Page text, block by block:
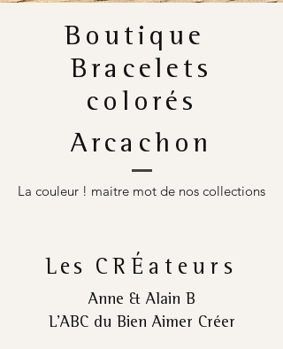
Boutique
Bracelets
colorés
Arcachon
La couleur ! maitre mot de nos collections
Les CRÉateurs
Anne & Alain B
L’ABC du Bien Aimer Créer